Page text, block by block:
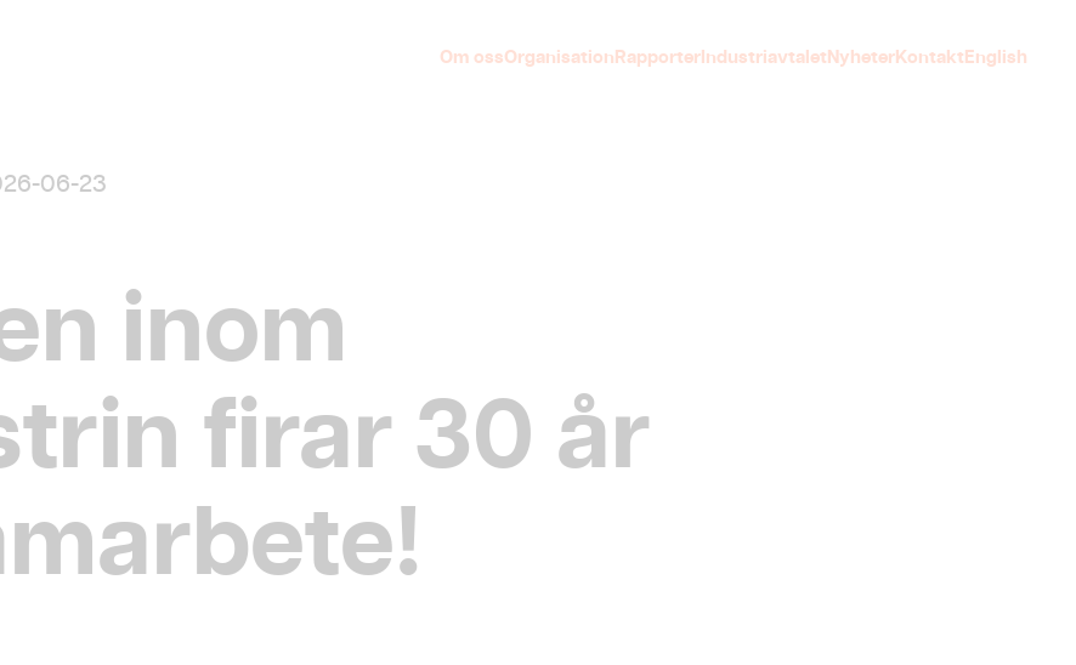
Om ossOrganisation Rapporter Industriavtalet Nyheter Kontakt English
06-23
inom
firar 30 år